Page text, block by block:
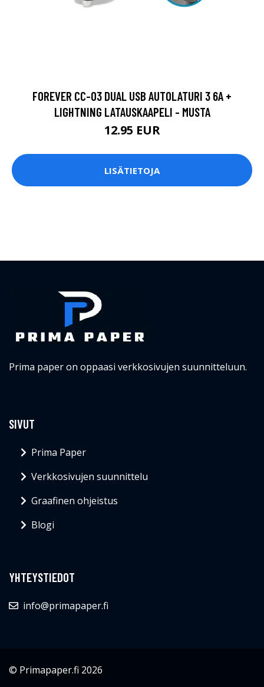
FOREVER CC-03 DUAL USB AUTOLATURI 3 6A +
LIGHTNING LATAUSKAAPELI - MUSTA
12.95 EUR
LISÄTIETOJA
Prima paper on oppaasi verkkosivujen suunnitteluun.
SIVUT
Prima Paper
Verkkosivujen suunnittelu
Graafinen ohjeistus
Blogi
YHTEYSTIEDOT
info@primapaper.fi
© Primapaper.fi 2026